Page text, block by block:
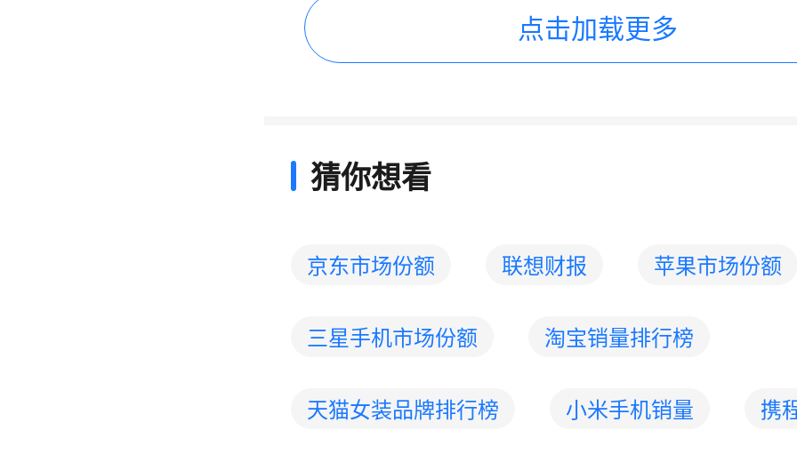
点击加载更多
猜你想看
京东市场份额 联想财报 苹果市场份额
三星手机市场份额 淘宝销量排行榜
天猫女装品牌排行榜 小米手机销量 携